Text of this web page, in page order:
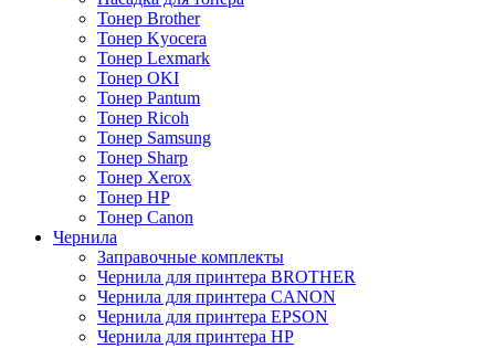
Тонер Brother
Тонер Kyocera
Тонер Lexmark
Тонер OKI
Тонер Pantum
Тонер Ricoh
Тонер Samsung
Тонер Sharp
Тонер Xerox
Тонер НР
Тонер Саnon
Чернила
Заправочные комплекты
Чернила для принтера BROTHER
Чернила для принтера CANON
Чернила для принтера EPSON
Чернила для принтера HP